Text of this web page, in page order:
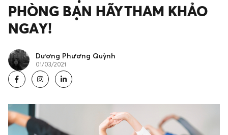
PHÒNG BẠN HÃY THAM KHẢO
NGAY!
Dương Phương Quỳnh
01/03/2021